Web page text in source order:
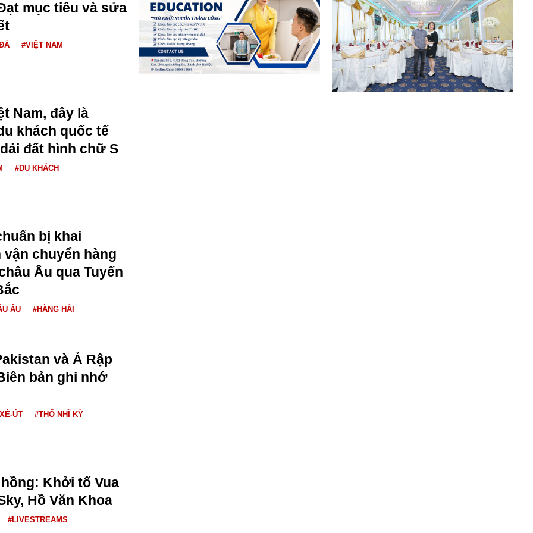
mục tiêu và sửa
#VIỆT NAM
Nam, đây là
khách quốc tế
đất hình chữ S
#DU KHÁCH
bị khai
chuyển hàng
Âu qua Tuyến
ÂU #HÀNG HẢI
và Ả Rập
bản ghi nhớ
ÚT #THỔ NHĨ KỲ
Khởi tố Vua
Hồ Văn Khoa
#LIVESTREAMS